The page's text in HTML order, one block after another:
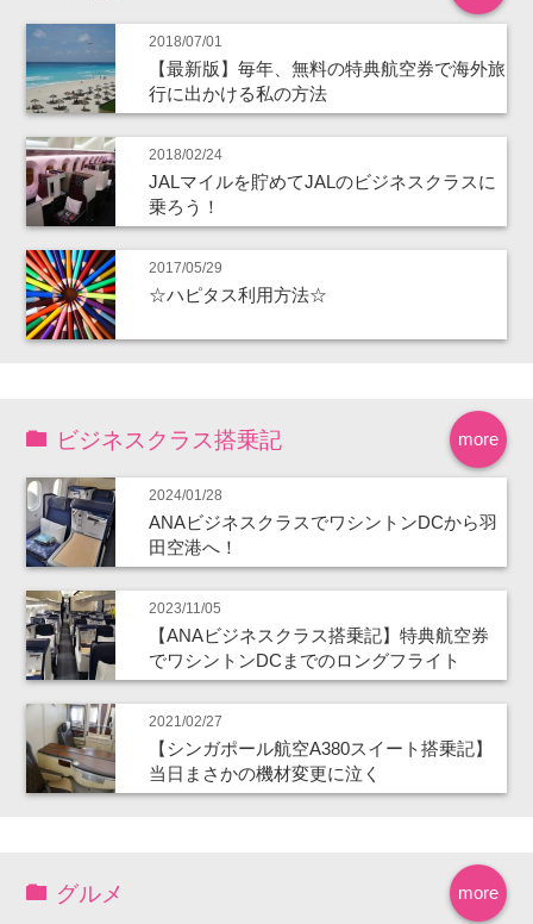
2018/07/01
【最新版】毎年、無料の特典航空券で海外旅
行に出かける私の方法
2018/02/24
JALマイルを貯めてJALのビジネスクラスに
乗ろう！
2017/05/29
☆ハピタス利用方法☆
more
ビジネスクラス搭乗記
2024/01/28
ANAビジネスクラスでワシントンDCから羽
田空港へ！
2023/11/05
【ANAビジネスクラス搭乗記】特典航空券
でワシントンDCまでのロングフライト
2021/02/27
【シンガポール航空A380スイート搭乗記】
当日まさかの機材変更に泣く
more
グルメ